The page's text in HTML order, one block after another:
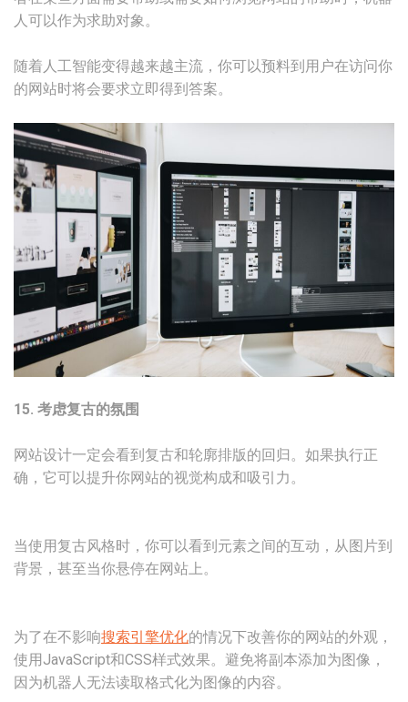
人可以作为求助对象。
随着人工智能变得越来越主流，你可以预料到用户在访问你
的网站时将会要求立即得到答案。
15. 考虑复古的氛围
网站设计一定会看到复古和轮廓排版的回归。如果执行正
确，它可以提升你网站的视觉构成和吸引力。
当使用复古风格时，你可以看到元素之间的互动，从图片到
背景，甚至当你悬停在网站上。
为了在不影响搜索引擎优化的情况下改善你的网站的外观，
使用JavaScript和CSS样式效果。避免将副本添加为图像，
因为机器人无法读取格式化为图像的内容。